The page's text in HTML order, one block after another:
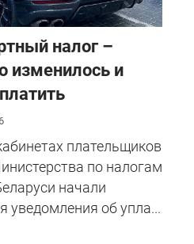
налог –
изменилось и
плательщиков
по налогам
начали
уведомления об упла...